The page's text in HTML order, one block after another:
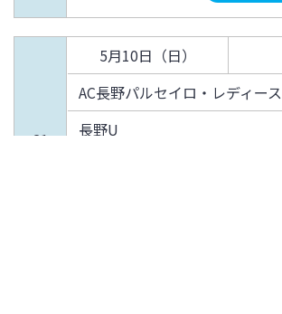
21
5月10日（日）
AC長野パルセイロ・レディース
長野U